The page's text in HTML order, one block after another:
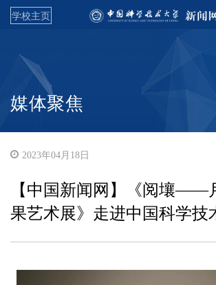
学校主页
媒体聚焦
2023年04月18日
【中国新闻网】《阅壤——
果艺术展》走进中国科学技